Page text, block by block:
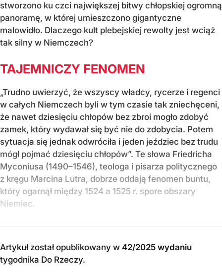
stworzono ku czci największej bitwy chłopskiej ogromną
panoramę, w której umieszczono gigantyczne
malowidło. Dlaczego kult plebejskiej rewolty jest wciąż
tak silny w Niemczech?
TAJEMNICZY FENOMEN
„Trudno uwierzyć, że wszyscy władcy, rycerze i regenci
w całych Niemczech byli w tym czasie tak zniechęceni,
że nawet dziesięciu chłopów bez zbroi mogło zdobyć
zamek, który wydawał się być nie do zdobycia. Potem
sytuacja się jednak odwróciła i jeden jeździec bez trudu
mógł pojmać dziesięciu chłopów”. Te słowa Friedricha
Myconiusa (1490–1546), teologa i pisarza politycznego
z kręgu Marcina Lutra, dobrze oddają fenomen buntu,
który ogarnął między 1524 a 1525 r. spore obszary
Niemiec.
Artykuł został opublikowany w 42/2025 wydaniu
tygodnika Do Rzeczy.